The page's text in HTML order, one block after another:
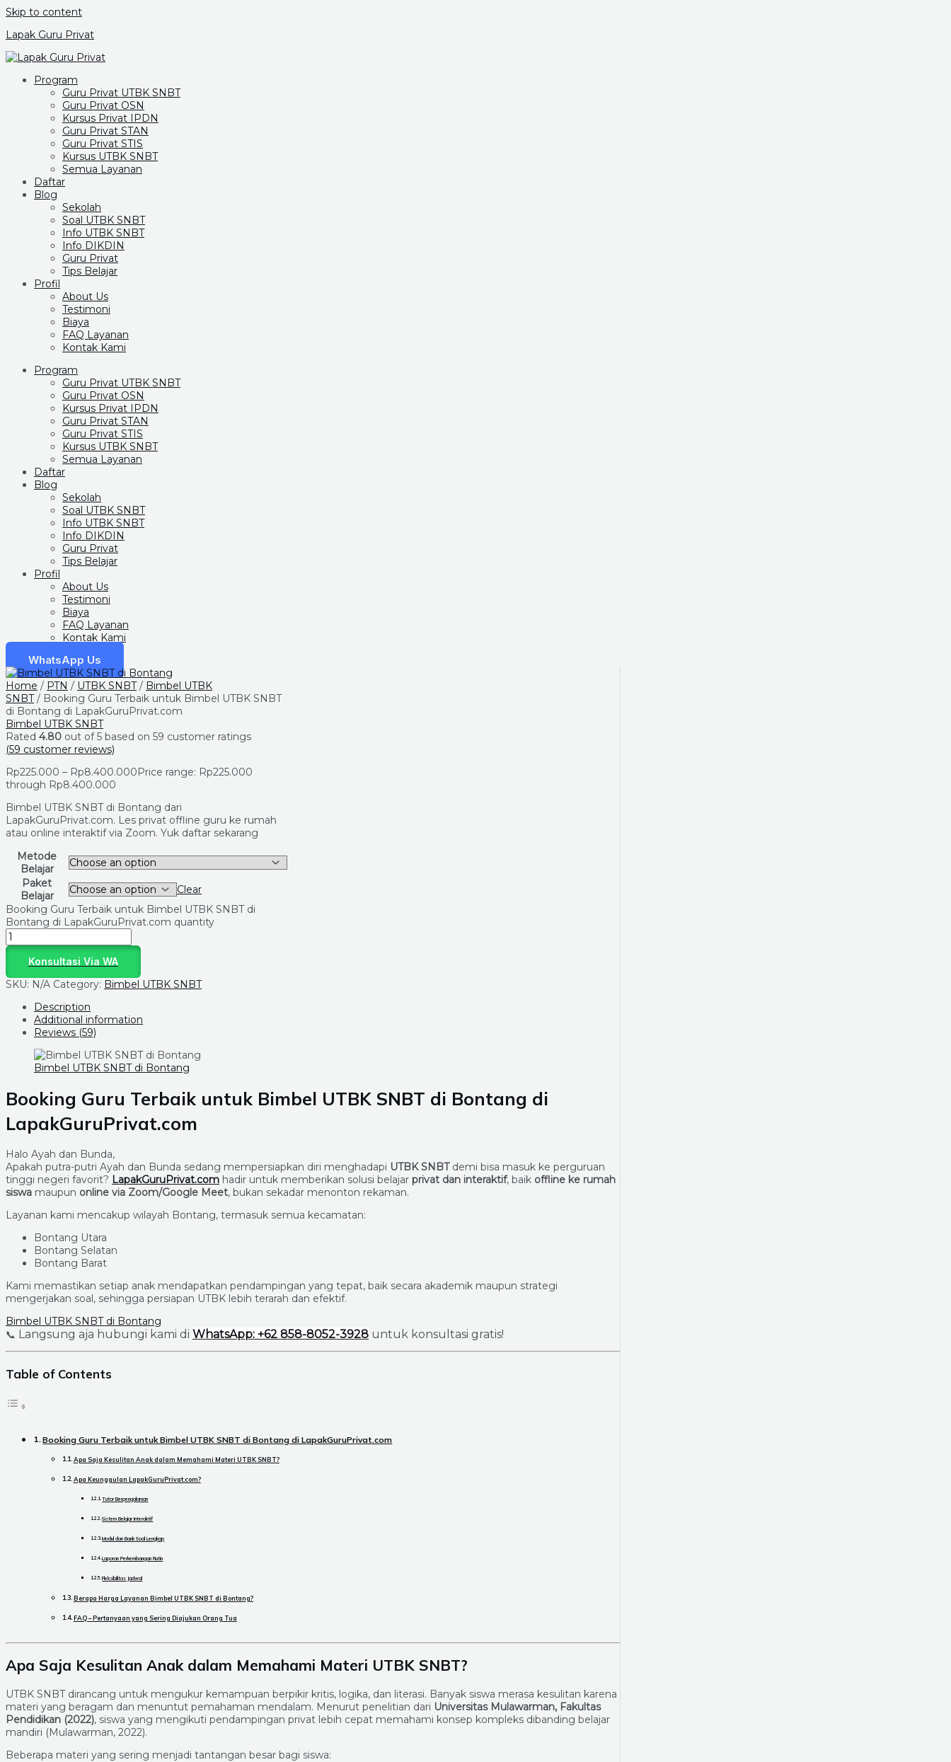
Skip to content
Lapak Guru Privat
Program
Guru Privat UTBK SNBT
Guru Privat OSN
Kursus Privat IPDN
Guru Privat STAN
Guru Privat STIS
Kursus UTBK SNBT
Semua Layanan
Daftar
Blog
Sekolah
Soal UTBK SNBT
Info UTBK SNBT
Info DIKDIN
Guru Privat
Tips Belajar
Profil
About Us
Testimoni
Biaya
FAQ Layanan
Kontak Kami
Program
Guru Privat UTBK SNBT
Guru Privat OSN
Kursus Privat IPDN
Guru Privat STAN
Guru Privat STIS
Kursus UTBK SNBT
Semua Layanan
Daftar
Blog
Sekolah
Soal UTBK SNBT
Info UTBK SNBT
Info DIKDIN
Guru Privat
Tips Belajar
Profil
About Us
Testimoni
Biaya
FAQ Layanan
Kontak Kami
WhatsApp Us
Home / PTN / UTBK SNBT/ Bimbel UTBK
SNBT/ Booking Guru Terbaik untuk Bimbel UTBK SNBT
di Bontang di LapakGuruPrivat.com
Bimbel UTBK SNBT
Rated 4.80 out of 5 based on 59 customer ratings
(59 customer reviews)
Rp225.000 – Rp8.400.000Price range: Rp225.000
through Rp8.400.000
Bimbel UTBK SNBT di Bontang dari
LapakGuruPrivat.com. Les privat offline guru ke rumah
atau online interaktif via Zoom. Yuk daftar sekarang
Metode
Belajar
Paket
Belajar
Clear
Booking Guru Terbaik untuk Bimbel UTBK SNBT di
Bontang di LapakGuruPrivat.com quantity
Konsultasi Via WA
SKU: N/A Category: Bimbel UTBK SNBT
Description
Additional information
Reviews (59)
Bimbel UTBK SNBT di Bontang
Booking Guru Terbaik untuk Bimbel UTBK SNBT di Bontang di
LapakGuruPrivat.com
Halo Ayah dan Bunda,
Apakah putra-putri Ayah dan Bunda sedang mempersiapkan diri menghadapi UTBK SNBTdemi bisa masuk ke perguruan
tinggi negeri favorit? LapakGuruPrivat.com hadir untuk memberikan solusi belajar privat dan interaktif, baik offline ke rumah
siswa maupun online via Zoom/Google Meet, bukan sekadar menonton rekaman.
Layanan kami mencakup wilayah Bontang, termasuk semua kecamatan:
Bontang Utara
Bontang Selatan
Bontang Barat
Kami memastikan setiap anak mendapatkan pendampingan yang tepat, baik secara akademik maupun strategi
mengerjakan soal, sehingga persiapan UTBK lebih terarah dan efektif.
Bimbel UTBK SNBT di Bontang
📞 Langsung aja hubungi kami di WhatsApp: +62 858-8052-3928 untuk konsultasi gratis!
Table of Contents
Booking Guru Terbaik untuk Bimbel UTBK SNBT di Bontang di LapakGuruPrivat.com
Apa Saja Kesulitan Anak dalam Memahami Materi UTBK SNBT?
Apa Keunggulan LapakGuruPrivat.com?
Tutor Berpengalaman
Sistem Belajar Interaktif
Modul dan Bank Soal Lengkap
Laporan Perkembangan Rutin
Fleksibilitas Jadwal
Berapa Harga Layanan Bimbel UTBK SNBT di Bontang?
FAQ – Pertanyaan yang Sering Diajukan Orang Tua
Apa Saja Kesulitan Anak dalam Memahami Materi UTBK SNBT?
UTBK SNBT dirancang untuk mengukur kemampuan berpikir kritis, logika, dan literasi. Banyak siswa merasa kesulitan karena
materi yang beragam dan menuntut pemahaman mendalam. Menurut penelitian dari Universitas Mulawarman, Fakultas
Pendidikan (2022), siswa yang mengikuti pendampingan privat lebih cepat memahami konsep kompleks dibanding belajar
mandiri (Mulawarman, 2022).
Beberapa materi yang sering menjadi tantangan besar bagi siswa: